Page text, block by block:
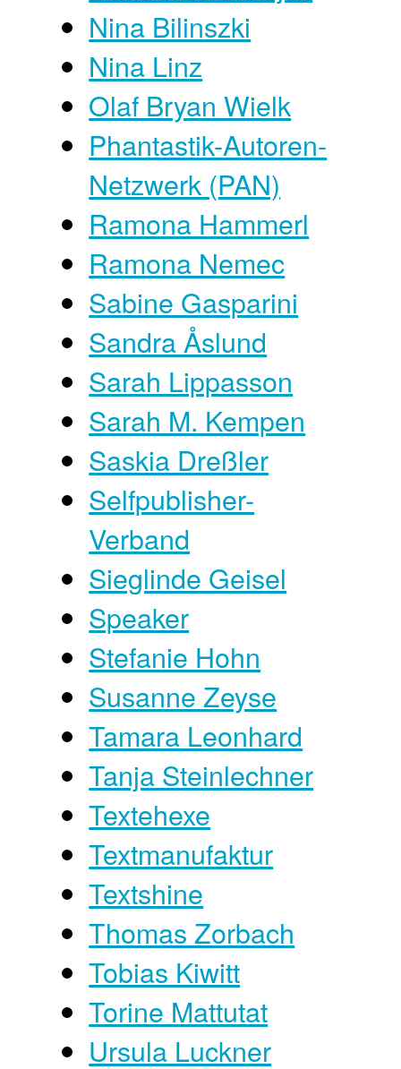
Nina Bilinszki
Nina Linz
Olaf Bryan Wielk
Phantastik-Autoren-
Netzwerk (PAN)
Ramona Hammerl
Ramona Nemec
Sabine Gasparini
Sandra Åslund
Sarah Lippasson
Sarah M. Kempen
Saskia Dreßler
Selfpublisher-
Verband
Sieglinde Geisel
Speaker
Stefanie Hohn
Susanne Zeyse
Tamara Leonhard
Tanja Steinlechner
Textehexe
Textmanufaktur
Textshine
Thomas Zorbach
Tobias Kiwitt
Torine Mattutat
Ursula Luckner